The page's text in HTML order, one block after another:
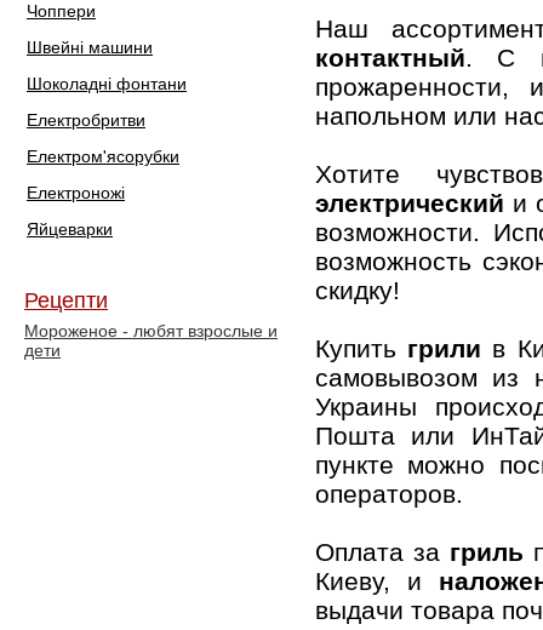
Чоппери
Швейні машини
Шоколадні фонтани
Електробритви
Електром'ясорубки
Електроножі
Яйцеварки
Рецепти
Мороженое - любят взрослые и
дети
Наш
контактный. С
прожаренности,
напольном или
Хотите
электрический и
возможности.
возможность
скидку!
Купить грили в
самовывозом из
Украины
Пошта или
пункте можно
операторов.
Оплата за гриль
Киеву, и
выдачи товара